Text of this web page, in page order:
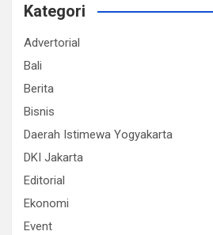
Kategori
Advertorial
Bali
Berita
Bisnis
Daerah Istimewa Yogyakarta
DKI Jakarta
Editorial
Ekonomi
Event